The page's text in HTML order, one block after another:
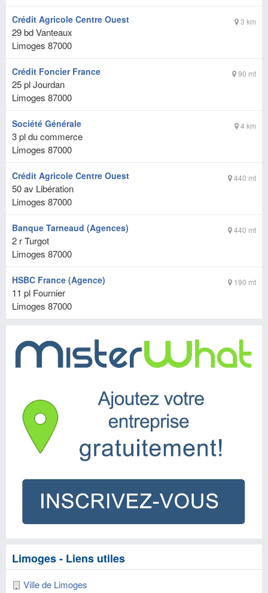
3 km
Crédit Agricole Centre Ouest
29 bd Vanteaux
Limoges 87000
90 mt
Crédit Foncier France
25 pl Jourdan
Limoges 87000
4 km
Société Générale
3 pl du commerce
Limoges 87000
440 mt
Crédit Agricole Centre Ouest
50 av Libération
Limoges 87000
440 mt
Banque Tarneaud (Agences)
2 r Turgot
Limoges 87000
190 mt
HSBC France (Agence)
11 pl Fournier
Limoges 87000
Limoges - Liens utiles
Ville de Limoges